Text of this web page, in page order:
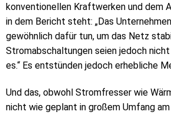
konventionellen Kraftwerken und dem
in dem Bericht steht: „Das
gewöhnlich dafür tun, um das Netz
Stromabschaltungen seien jedoch
es.“ Es entstünden jedoch erhebliche
Und das, obwohl Stromfresser wie
nicht wie geplant in großem Umfang